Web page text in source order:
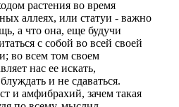
растения во время
аллеях, или статуи - важно
а что она, еще будучи
с собой во всей своей
во всем том своем
нас ее искать,
и не сдаваться.
и амфибрахий, зачем такая